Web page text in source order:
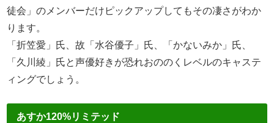
徒会」のメンバーだけピックアップしてもその凄さがわか
ります。
「折笠愛」氏、故「水谷優子」氏、「かないみか」氏、
「久川綾」氏と声優好きが恐れおののくレベルのキャステ
ィングでしょう。
あすか120%リミテッド